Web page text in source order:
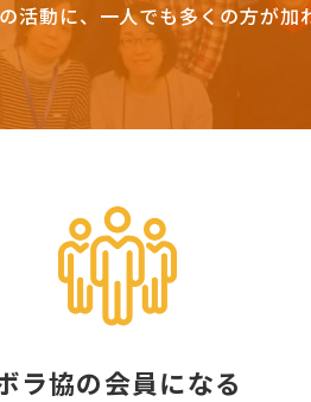
動に、一人でも多くの方が加
ラ協の会員になる